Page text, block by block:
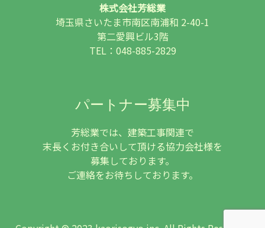
株式会社芳総業
埼玉県さいたま市南区南浦和 2-40-1
第二愛興ビル3階
TEL：048-885-2829
パートナー募集中
芳総業では、建築工事関連で
末長くお付き合いして頂ける協力会社様を
募集しております。
ご連絡をお待ちしております。